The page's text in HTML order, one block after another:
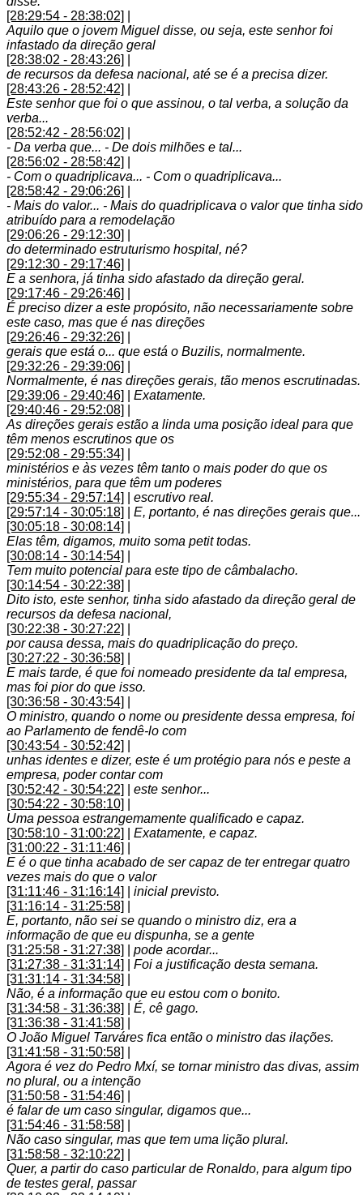
[28:29:54 - 28:38:02]
Aquilo que o jovem Miguel disse, ou seja, este senhor foi
infastado da direção geral
[28:38:02 - 28:43:26]
de recursos da defesa nacional, até se é a precisa dizer.
[28:43:26 - 28:52:42]
Este senhor que foi o que assinou, o tal verba, a solução da
verba...
[28:52:42 - 28:56:02]
- Da verba que... - De dois milhões e tal...
[28:56:02 - 28:58:42]
- Com o quadriplicava... - Com o quadriplicava...
[28:58:42 - 29:06:26]
- Mais do valor... - Mais do quadriplicava o valor que tinha sido
atribuído para a remodelação
[29:06:26 - 29:12:30]
do determinado estruturismo hospital, né?
[29:12:30 - 29:17:46]
E a senhora, já tinha sido afastado da direção geral.
[29:17:46 - 29:26:46]
É preciso dizer a este propósito, não necessariamente sobre
este caso, mas que é nas direções
[29:26:46 - 29:32:26]
gerais que está o... que está o Buzilis, normalmente.
[29:32:26 - 29:39:06]
Normalmente, é nas direções gerais, tão menos escrutinadas.
[29:39:06 - 29:40:46]
Exatamente.
[29:40:46 - 29:52:08]
As direções gerais estão a linda uma posição ideal para que
têm menos escrutinos que os
[29:52:08 - 29:55:34]
ministérios e às vezes têm tanto o mais poder do que os
ministérios, para que têm um poderes
[29:55:34 - 29:57:14]
escrutivo real.
[29:57:14 - 30:05:18]
E, portanto, é nas direções gerais que...
[30:05:18 - 30:08:14]
Elas têm, digamos, muito soma petit todas.
[30:08:14 - 30:14:54]
Tem muito potencial para este tipo de câmbalacho.
[30:14:54 - 30:22:38]
Dito isto, este senhor, tinha sido afastado da direção geral de
recursos da defesa nacional,
[30:22:38 - 30:27:22]
por causa dessa, mais do quadriplicação do preço.
[30:27:22 - 30:36:58]
E mais tarde, é que foi nomeado presidente da tal empresa,
mas foi pior do que isso.
[30:36:58 - 30:43:54]
O ministro, quando o nome ou presidente dessa empresa, foi
ao Parlamento de fendê-lo com
[30:43:54 - 30:52:42]
unhas identes e dizer, este é um protégio para nós e peste a
empresa, poder contar com
[30:52:42 - 30:54:22]
este senhor...
[30:54:22 - 30:58:10]
Uma pessoa estrangemamente qualificado e capaz.
[30:58:10 - 31:00:22]
Exatamente, e capaz.
[31:00:22 - 31:11:46]
E é o que tinha acabado de ser capaz de ter entregar quatro
vezes mais do que o valor
[31:11:46 - 31:16:14]
inicial previsto.
[31:16:14 - 31:25:58]
E, portanto, não sei se quando o ministro diz, era a
informação de que eu dispunha, se a gente
[31:25:58 - 31:27:38]
pode acordar...
[31:27:38 - 31:31:14]
Foi a justificação desta semana.
[31:31:14 - 31:34:58]
Não, é a informação que eu estou com o bonito.
[31:34:58 - 31:36:38]
É, cê gago.
[31:36:38 - 31:41:58]
O João Miguel Tarváres fica então o ministro das ilações.
[31:41:58 - 31:50:58]
Agora é vez do Pedro Mxí, se tornar ministro das divas, assim
no plural, ou a intenção
[31:50:58 - 31:54:46]
é falar de um caso singular, digamos que...
[31:54:46 - 31:58:58]
Não caso singular, mas que tem uma lição plural.
[31:58:58 - 32:10:22]
Quer, a partir do caso particular de Ronaldo, para algum tipo
de testes geral, passar